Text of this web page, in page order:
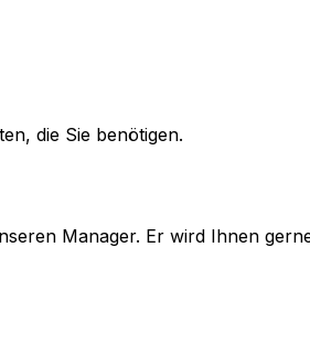
die Sie benötigen.
Manager. Er wird Ihnen